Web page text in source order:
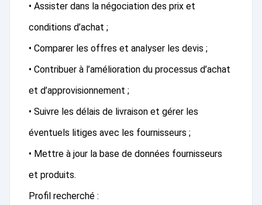
• Assister dans la négociation des prix et
conditions d’achat ;
• Comparer les offres et analyser les devis ;
• Contribuer à l’amélioration du processus d’achat
et d’approvisionnement ;
• Suivre les délais de livraison et gérer les
éventuels litiges avec les fournisseurs ;
• Mettre à jour la base de données fournisseurs
et produits.
Profil recherché :